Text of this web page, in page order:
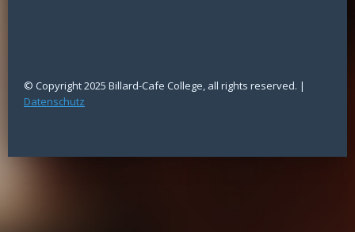
© Copyright 2025 Billard-Cafe College, all rights reserved. |
Datenschutz